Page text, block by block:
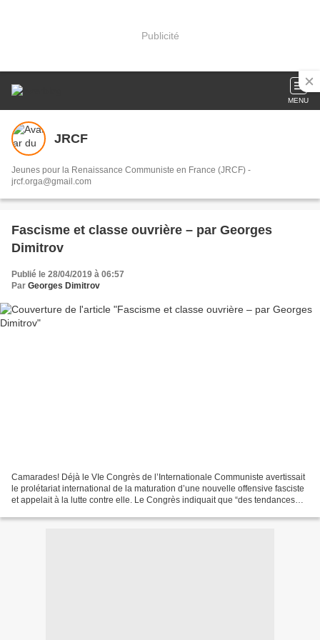
Publicité
MENU
JRCF
Jeunes pour la Renaissance Communiste en France (JRCF) -
jrcf.orga@gmail.com
Fascisme et classe ouvrière – par Georges
Dimitrov
Publié le 28/04/2019 à 06:57
Par Georges Dimitrov
Camarades! Déjà le VIe Congrès de l’Internationale Communiste avertissait
le prolétariat international de la maturation d’une nouvelle offensive fasciste
et appelait à la lutte contre elle. Le Congrès indiquait que “des tendances